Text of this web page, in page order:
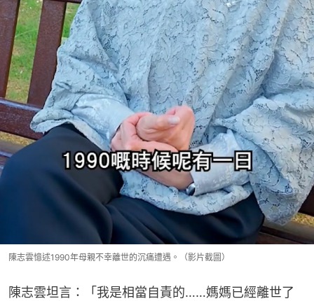
陳志雲憶述1990年母親不幸離世的沉痛遭遇。（影片截圖）
陳志雲坦言：「我是相當自責的……媽媽已經離世了